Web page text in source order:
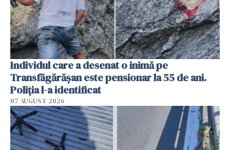
Individul care a desenat o inimă pe
Transfăgărășan este pensionar la 55 de ani.
Poliția l-a identificat
07 AUGUST 2026